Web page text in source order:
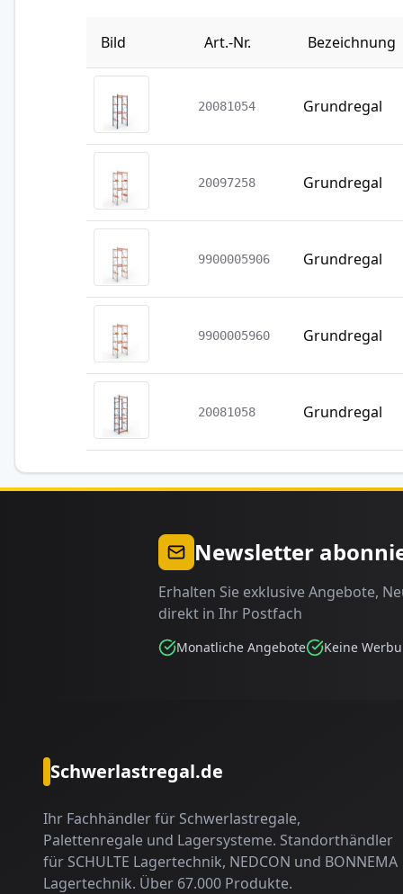
Bild Art.-Nr. Bezeichnung
20081054 Grundregal
20097258 Grundregal
9900005906 Grundregal
9900005960 Grundregal
20081058 Grundregal
Newsletter
Erhalten Sie exklusive Angebote,
direkt in Ihr Postfach
Monatliche Angebote Keine
Schwerlastregal.de
Ihr Fachhändler für Schwerlastregale,
Palettenregale und Lagersysteme. Standorthändler
für SCHULTE Lagertechnik, NEDCON und BONNEMA
Lagertechnik. Über 67.000 Produkte.